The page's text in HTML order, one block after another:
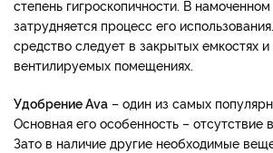
степень гигроскопичности. В
затрудняется процесс его
средство следует в закрытых емкостях
вентилируемых помещениях.
Удобрение Ava – один из самых
Основная его особенность – отсутствие
Зато в наличие другие необходимые